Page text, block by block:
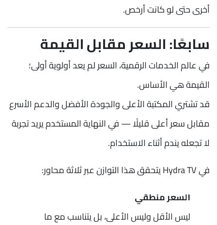
أخرى حتى لو كانت أرخص.
سابعًا: السعر مقابل القيمة
في عالم الخدمات الرقمية، السعر لم يعد أولوية أولى؛
القيمة هي الأساس.
قد تشتري المكتبة الأعلى والجودة الأفضل والدعم الأسرع
مقابل سعر أعلى قليلًا — في النهاية المستخدم يريد تجربة
لا تجعله يندم أثناء الاستخدام.
في Hydra TV يتحقق هذا التوازن عبر ثلاثة محاور:
السعر منطقي
ليس الأقل وليس الأعلى، بل يتناسب مع ما